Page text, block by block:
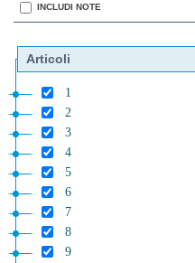
INCLUDI NOTE
Articoli
1
2
3
4
5
6
7
8
9